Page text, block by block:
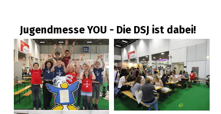
Jugendmesse YOU - Die DSJ ist dabei!